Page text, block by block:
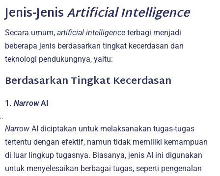
Jenis-JenisArtificial Intelligence
Secara umum, artificial intelligence terbagi menjadi
beberapa jenis berdasarkan tingkat kecerdasan dan
teknologi pendukungnya, yaitu:
Berdasarkan Tingkat Kecerdasan
1. NarrowAI
Narrow AI diciptakan untuk melaksanakan tugas-tugas
tertentu dengan efektif, namun tidak memiliki kemampuan
di luar lingkup tugasnya. Biasanya, jenis AI ini digunakan
untuk menyelesaikan berbagai tugas, seperti pengenalan